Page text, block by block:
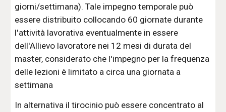
giorni/settimana). Tale impegno temporale può
essere distribuito collocando 60 giornate durante
l'attività lavorativa eventualmente in essere
dell'Allievo lavoratore nei 12 mesi di durata del
master, considerato che l'impegno per la frequenza
delle lezioni è limitato a circa una giornata a
settimana
In alternativa il tirocinio può essere concentrato al